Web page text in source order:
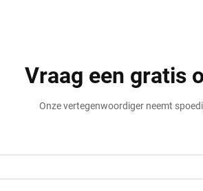
Vraag een gratis
Onze vertegenwoordiger neemt